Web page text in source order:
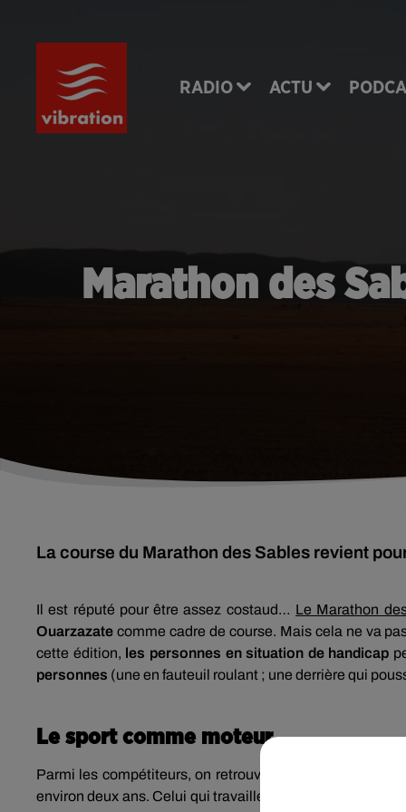
RADIO ACTU
Marathon des
La course du Marathon des Sables revient
Il est réputé pour être assez costaud… Le Marathon
Ouarzazate comme cadre de course. Mais cela ne va
cette édition, les personnes en situation de handicap
personnes (une en fauteuil roulant ; une derrière qui
Le sport comme moteur
Parmi les compétiteurs, on retrouve Yann
environ deux ans. Celui qui travaille aujourd’hui dans un